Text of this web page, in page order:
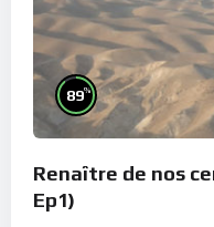
89%
Renaître de nos
Ep1)